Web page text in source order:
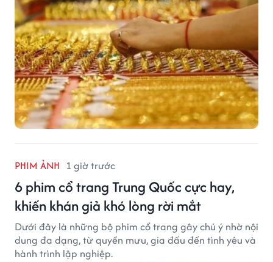
PHIM ẢNH 1 giờ trước
6 phim cổ trang Trung Quốc cực hay,
khiến khán giả khó lòng rời mắt
Dưới đây là những bộ phim cổ trang gây chú ý nhờ nội
dung đa dạng, từ quyền mưu, gia đấu đến tình yêu và
hành trình lập nghiệp.